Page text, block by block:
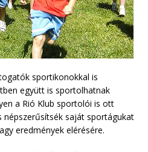
sportikonokkal is
együtt is sportolhatnak
a Rió Klub sportolói is ott
népszerűsítsék saját sportágukat
eredmények elérésére.